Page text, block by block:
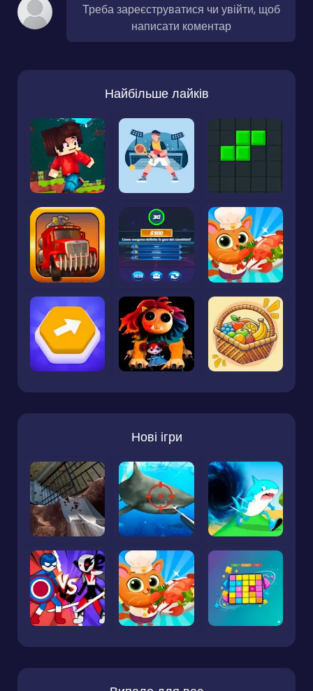
Треба зареєструватися чи увійти, щоб
написати коментар
Найбільше лайків
Нові ігри